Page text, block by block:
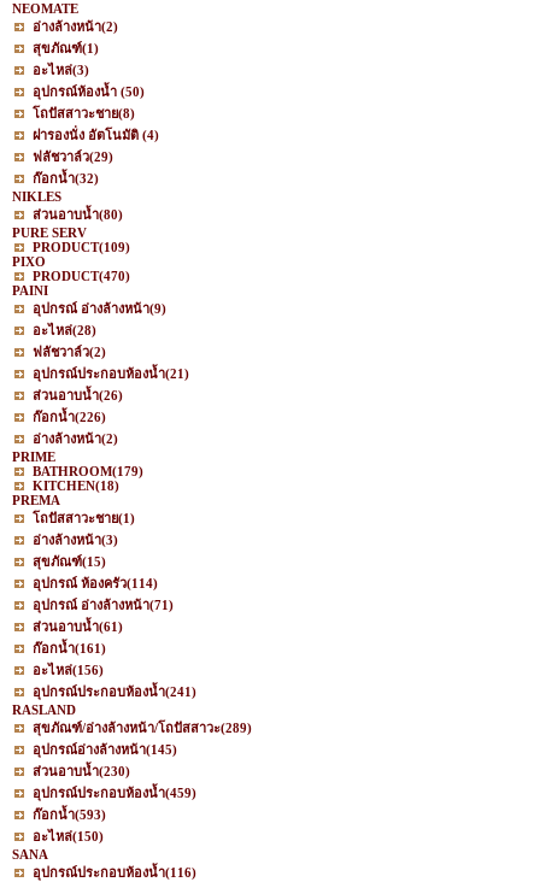
NEOMATE
อ่างล้างหน้า(2)
สุขภัณฑ์(1)
อะไหล่(3)
อุปกรณ์ห้องน้ำ (50)
โถปัสสาวะชาย(8)
ฝารองนั่ง อัตโนมัติ (4)
ฟลัชวาล์ว(29)
ก๊อกน้ำ(32)
NIKLES
ส่วนอาบน้ำ(80)
PURE SERV
PRODUCT(109)
PIXO
PRODUCT(470)
PAINI
อุปกรณ์ อ่างล้างหน้า(9)
อะไหล่(28)
ฟลัชวาล์ว(2)
อุปกรณ์ประกอบห้องน้ำ(21)
ส่วนอาบน้ำ(26)
ก๊อกน้ำ(226)
อ่างล้างหน้า(2)
PRIME
BATHROOM(179)
KITCHEN(18)
PREMA
โถปัสสาวะชาย(1)
อ่างล้างหน้า(3)
สุขภัณฑ์(15)
อุปกรณ์ ห้องครัว(114)
อุปกรณ์ อ่างล้างหน้า(71)
ส่วนอาบน้ำ(61)
ก๊อกน้ำ(161)
อะไหล่(156)
อุปกรณ์ประกอบห้องน้ำ(241)
RASLAND
สุขภัณฑ์/อ่างล้างหน้า/โถปัสสาวะ(289)
อุปกรณ์อ่างล้างหน้า(145)
ส่วนอาบน้ำ(230)
อุปกรณ์ประกอบห้องน้ำ(459)
ก๊อกน้ำ(593)
อะไหล่(150)
SANA
อุปกรณ์ประกอบห้องน้ำ(116)